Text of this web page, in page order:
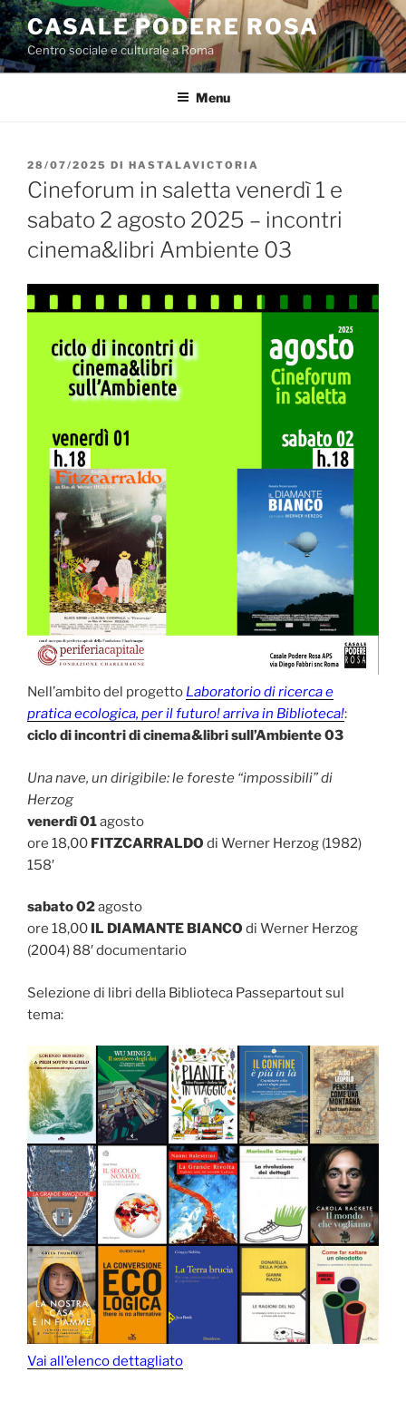
Salta
al
contenuto
CASALE PODERE ROSA
Centro sociale e culturale a Roma
Menu
PUBBLICATO
IL
28/07/2025 DI HASTALAVICTORIA
Cineforum in saletta venerdì 1 e
sabato 2 agosto 2025 – incontri
cinema&libri Ambiente 03
Nell’ambito del progetto Laboratorio di ricerca e
pratica ecologica, per il futuro! arriva in Biblioteca!:
ciclo di incontri di cinema&libri sull’Ambiente 03
Una nave, un dirigibile: le foreste “impossibili” di
Herzog
venerdì 01agosto
ore 18,00 FITZCARRALDO di Werner Herzog (1982)
158′
sabato 02agosto
ore 18,00 IL DIAMANTE BIANCO di Werner Herzog
(2004) 88′ documentario
Selezione di libri della Biblioteca Passepartout sul
tema:
Vai all’elenco dettagliato